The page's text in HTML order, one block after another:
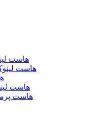
هاست
هاست
هاست
هاست